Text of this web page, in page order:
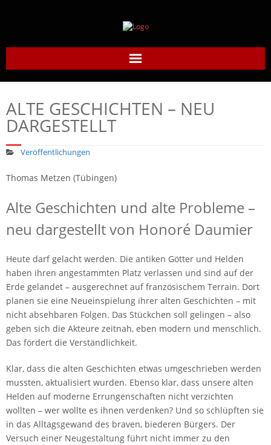
Home
Daumier-Gesellschaft
Werke
Daumier heute
Links
ALTE GESCHICHTEN – NEU
DARGESTELLT
Veröffentlichungen
Thomas Metzen (Tübingen)
Alte Geschichten und alte Probleme –
neu dargestellt von Honoré Daumier
Heute darf gelacht werden. Die antiken Götter und Helden
haben ihren angestammten Platz verlassen und sind auf der
Erde gelandet – ausgerechnet auf französischem Terrain. Dort
planen sie eine Neueinspielung ihrer alten Geschichten – mit
nicht absehbaren Folgen. Das Stückchen soll gelingen – also
geben sich die Akteure zeitnah, eben modern und menschlich.
Das fördert die Verständlichkeit.
Klar, dass die alten Geschichten etwas umgeschrieben werden
mussten, aktualisiert wurden. Ebenso klar, dass unsere alten
Helden auf moderne Errungenschaften nicht verzichten
wollten – wer wollte es ihnen verdenken? Und so schlüpften sie
in das Alltagsgewand des braven, biederen Bürgers. Der
Versuch einer Neugestaltung führt nicht immer zu den